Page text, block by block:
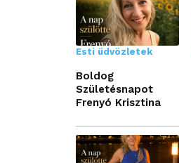
Esti üdvözletek
Boldog
Születésnapot
Frenyó Krisztina